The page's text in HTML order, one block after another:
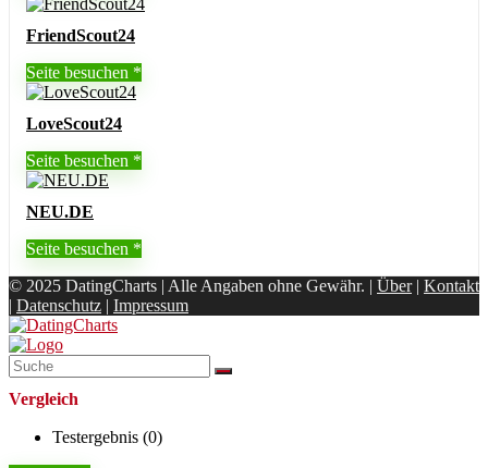
FriendScout24
Seite besuchen
LoveScout24
Seite besuchen
NEU.DE
Seite besuchen
© 2025 DatingCharts | Alle Angaben ohne Gewähr. | Über| Kontakt
| Datenschutz | Impressum
Vergleich
Testergebnis (0)